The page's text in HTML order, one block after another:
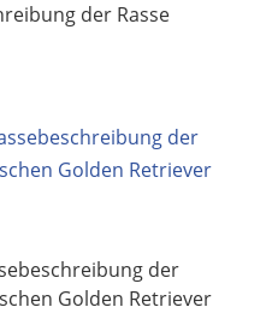
der Rasse
der
Golden Retriever